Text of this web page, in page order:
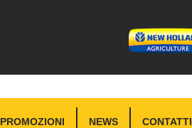
PROMOZIONI NEWS CONTATTI